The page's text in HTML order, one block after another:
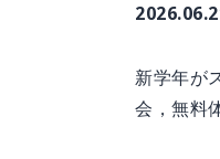
新学年が
会，無料